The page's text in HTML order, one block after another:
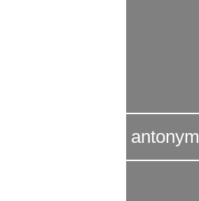
antonym